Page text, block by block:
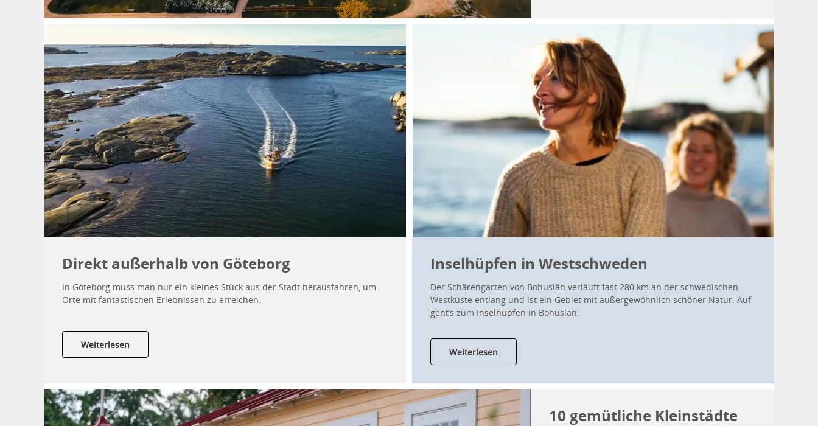
Direkt außerhalb von Göteborg
In Göteborg muss man nur ein kleines Stück aus der Stadt herausfahren, um
Orte mit fantastischen Erlebnissen zu erreichen.
Weiterlesen
Inselhüpfen in Westschweden
Der Schärengarten von Bohuslän verläuft fast 280 km an der schwedischen
Westküste entlang und ist ein Gebiet mit außergewöhnlich schöner Natur. Auf
geht’s zum Inselhüpfen in Bohuslän.
Weiterlesen
10 gemütliche Kleinstädte